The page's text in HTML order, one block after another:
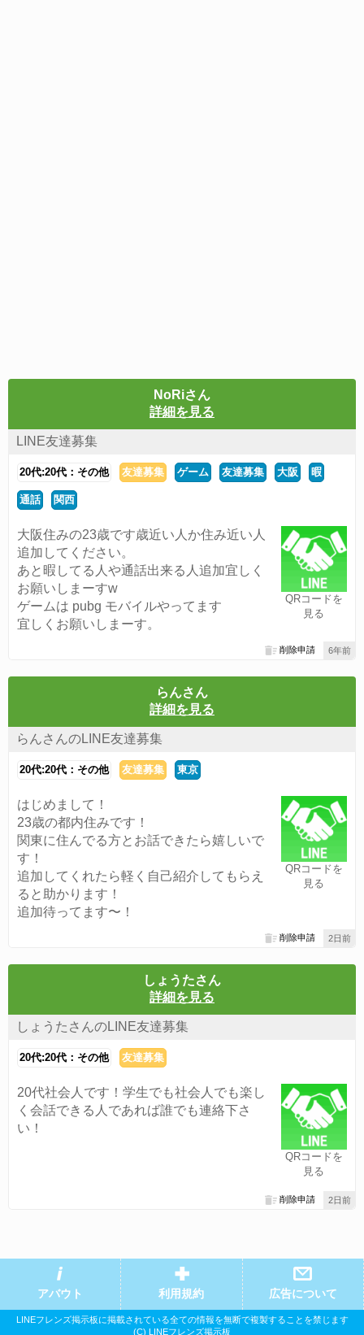
NoRiさん
詳細を見る
LINE友達募集
20代:20代：その他 友達募集 ゲーム 友達募集 大阪 暇
通話 関西
QRコードを
見る
大阪住みの23歳です歳近い人か住み近い人
追加してください。
あと暇してる人や通話出来る人追加宜しく
お願いしまーすw
ゲームは pubg モバイルやってます
宜しくお願いしまーす。
6年前
削除申請
らんさん
詳細を見る
らんさんのLINE友達募集
20代:20代：その他 友達募集 東京
QRコードを
見る
はじめまして！
23歳の都内住みです！
関東に住んでる方とお話できたら嬉しいで
す！
追加してくれたら軽く自己紹介してもらえ
ると助かります！
追加待ってます〜！
2日前
削除申請
しょうたさん
詳細を見る
しょうたさんのLINE友達募集
20代:20代：その他 友達募集
QRコードを
見る
20代社会人です！学生でも社会人でも楽し
く会話できる人であれば誰でも連絡下さ
い！
2日前
削除申請
アバウト 利用規約 広告について
LINEフレンズ掲示板に掲載されている全ての情報を無断で複製することを禁じます
(C) LINEフレンズ掲示板